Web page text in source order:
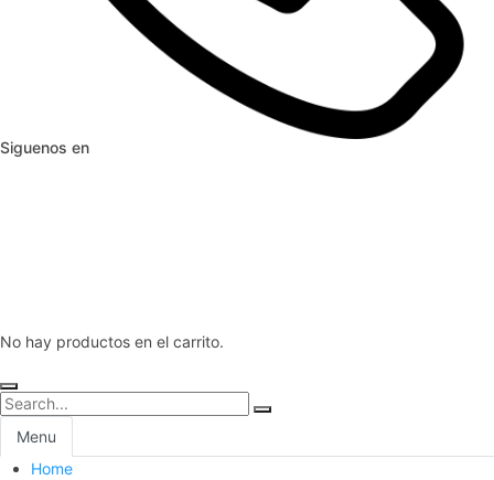
Siguenos en
No hay productos en el carrito.
Menu
Home